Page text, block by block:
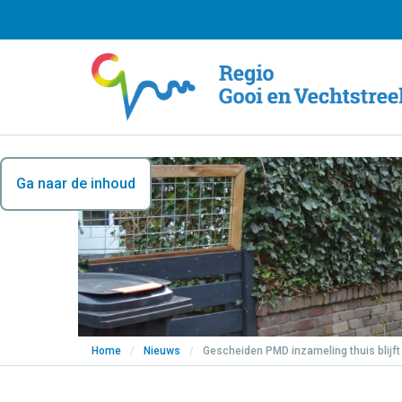
Ga naar de inhoud
Home / Nieuws / Gescheiden PMD inzameling thuis